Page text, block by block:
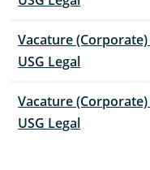
Vacature
USG Legal
Vacature
USG Legal